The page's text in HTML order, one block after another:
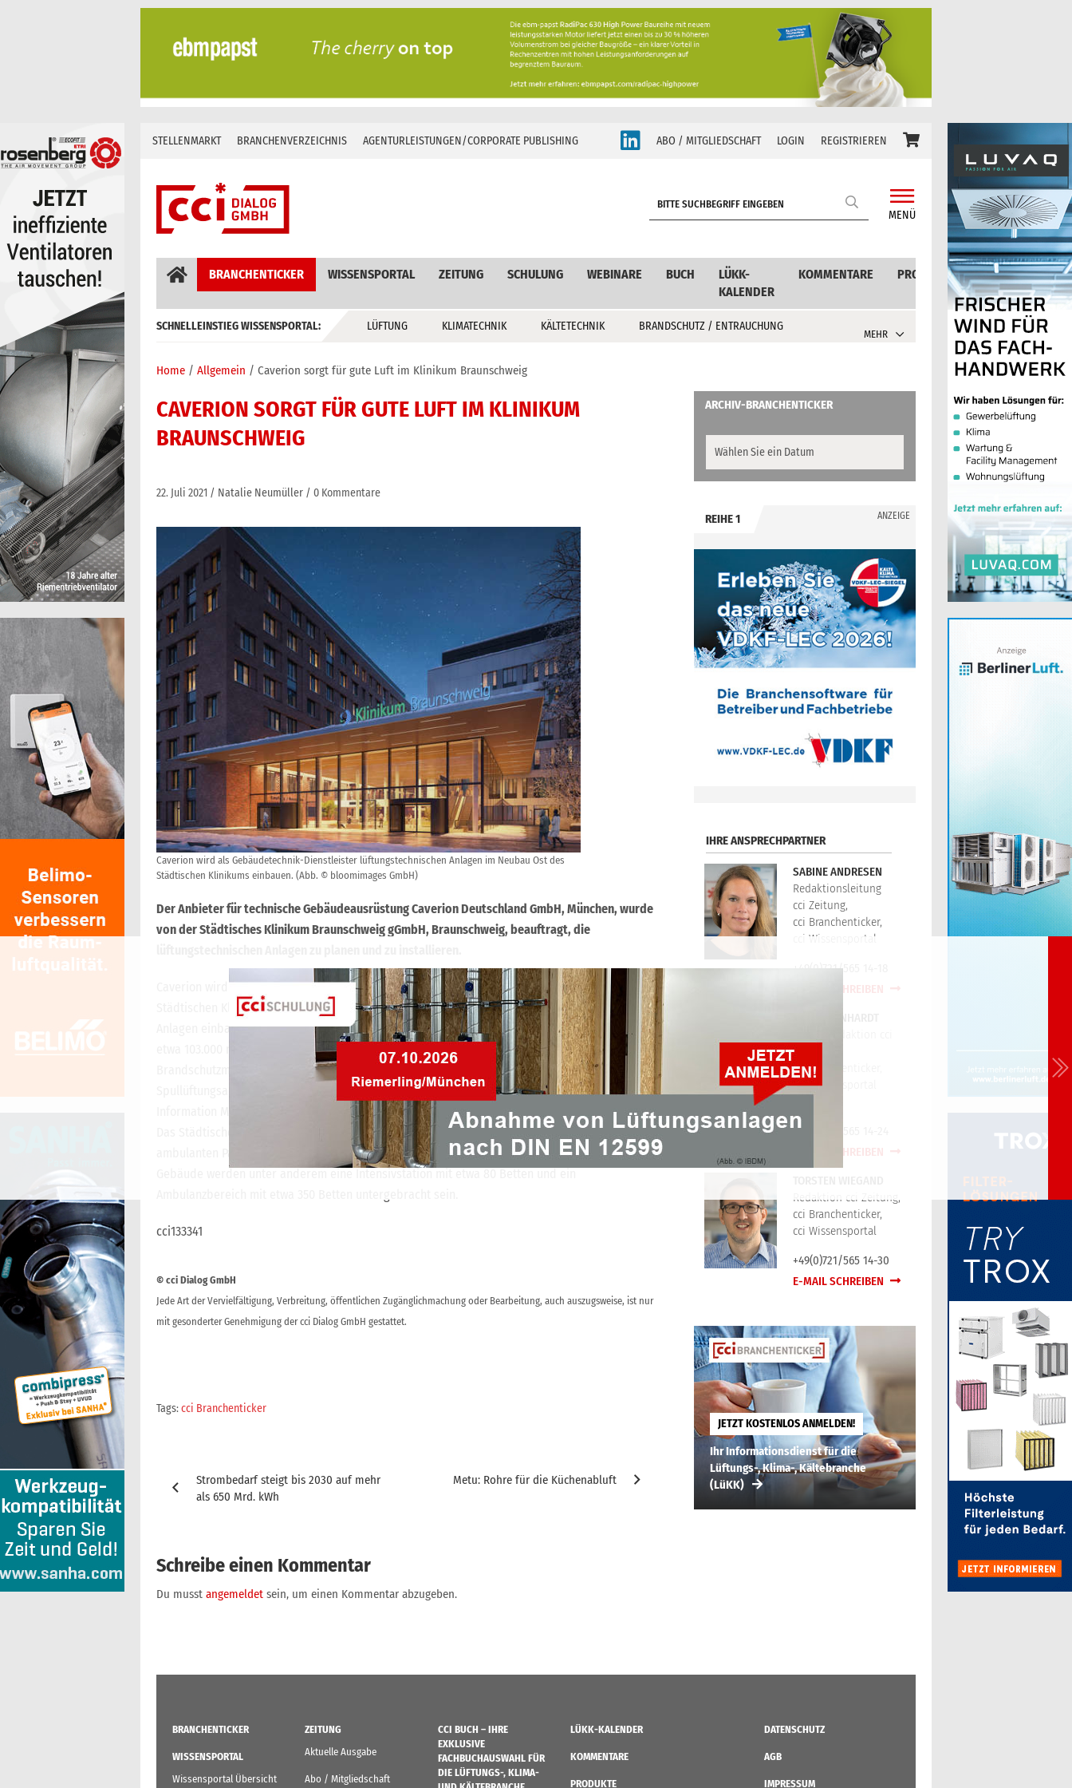
Skip
content
STELLENMARKT BRANCHENVERZEICHNIS AGENTURLEISTUNGEN/CORPORATE PUBLISHING ABO / MITGLIEDSCHAFT LOGIN REGISTRIEREN
MENÜ
BRANCHENTICKER WISSENSPORTAL ZEITUNG SCHULUNG WEBINARE BUCH
LÜKK-
KALENDER
KOMMENTARE PRODUKTE
SCHNELLEINSTIEG WISSENSPORTAL: LÜFTUNG KLIMATECHNIK KÄLTETECHNIK BRANDSCHUTZ / ENTRAUCHUNG
MEHR
Home Allgemein Caverion sorgt für gute Luft im Klinikum Braunschweig
CAVERION SORGT FÜR GUTE LUFT IM KLINIKUM
BRAUNSCHWEIG
22. Juli 2021 Natalie Neumüller 0 Kommentare
Caverion wird als Gebäudetechnik-Dienstleister lüftungstechnischen Anlagen im Neubau Ost des
Städtischen Klinikums einbauen. (Abb. © bloomimages GmbH)
Der Anbieter für technische Gebäudeausrüstung Caverion Deutschland GmbH, München, wurde
von der Städtisches Klinikum Braunschweig gGmbH, Braunschweig, beauftragt, die
Caverion wird als Gebäudetechnik-Dienstleister bis Anfang 2023 im Neubau Ost des
Städtischen Klinikums auf einer Bruttogeschossfläche von rund 37.000 m² lüftungstechnischen
Anlagen einbauen. Das Anlagenportfolio umfasst Teilklimageräte mit einer Gesamtleistung von
etwa 103.000 m³/h, Vollklimageräte mit 60.000 m³/h sowie lüftungstechnische
Brandschutzmaßnahmen wie Brandschutzklappen, Entrauchungsanlagen und
Spullüftungsanlagen für Treppenräume. Bei der Planung und beim Bau wird Building
Information Modeling (BIM) eingesetzt.
Das Städtische Klinikum Braunschweig zählt mit seinen rund 65.000 stationären und 200.000
ambulanten Patienten pro Jahr zu einem der größten Krankenhäusern Deutschlands. Im neuen
cci133341
© cci Dialog GmbH
Jede Art der Vervielfältigung, Verbreitung, öffentlichen Zugänglichmachung oder Bearbeitung, auch auszugsweise, ist nur
mit gesonderter Genehmigung der cci Dialog GmbH gestattet.
Tags:cci Branchenticker
Strombedarf steigt bis 2030 auf mehr
als 650 Mrd. kWh
Metu: Rohre für die Küchenabluft
Schreibe einen Kommentar
Du musst angemeldet sein, um einen Kommentar abzugeben.
ARCHIV-BRANCHENTICKER
REIHE 1 ANZEIGE
IHRE ANSPRECHPARTNER
SABINE ANDRESEN
Redaktionsleitung
cci Zeitung,
cci Branchenticker,
cci Wissensportal
+49(0)721/565 14-18
E-MAIL SCHREIBEN
Zeitung,
cci Branchenticker,
cci Wissensportal
+49(0)721/565 14-24
E-MAIL SCHREIBEN
Redaktion cci Zeitung,
cci Branchenticker,
cci Wissensportal
+49(0)721/565 14-30
E-MAIL SCHREIBEN
JETZT KOSTENLOS ANMELDEN!
Ihr Informationsdienst für die
Lüftungs-, Klima-, Kältebranche
(LüKK)
BRANCHENTICKER
WISSENSPORTAL
Wissensportal Übersicht
ZEITUNG
Aktuelle Ausgabe
Abo / Mitgliedschaft
CCI BUCH – IHRE
EXKLUSIVE
FACHBUCHAUSWAHL FÜR
DIE LÜFTUNGS-, KLIMA-
LÜKK-KALENDER
KOMMENTARE
PRODUKTE
DATENSCHUTZ
AGB
IMPRESSUM